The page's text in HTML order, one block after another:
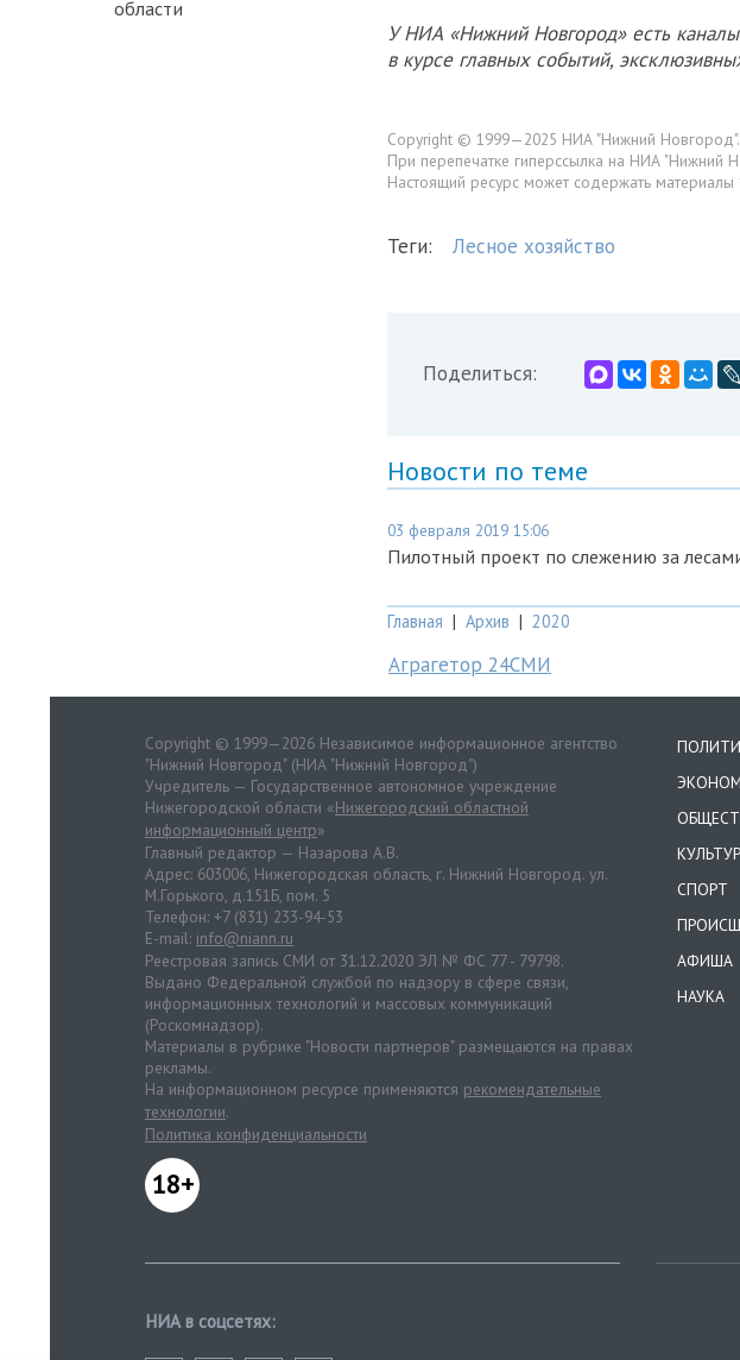
области
У НИА «Нижний Новгород» есть
в курсе главных событий,
Copyright © 1999—2025 НИА "Нижний Новгород".
При перепечатке гиперссылка на НИА "Нижний
Настоящий ресурс может содержать материалы
Теги: Лесное хозяйство
Поделиться:
Новости по теме
03 февраля 2019 15:06
Пилотный проект по слежению за
Главная | Архив | 2020
Аграгетор 24СМИ
Copyright © 1999—2026 Независимое информационное агентство
"Нижний Новгород" (НИА "Нижний Новгород")
Учредитель — Государственное автономное учреждение
Нижегородской области «Нижегородский областной
информационный центр»
Главный редактор — Назарова А.В.
Адрес: 603006, Нижегородская область, г. Нижний Новгород. ул.
М.Горького, д.151Б, пом. 5
Телефон: +7 (831) 233-94-53
E-mail: info@niann.ru
Реестровая запись СМИ от 31.12.2020 ЭЛ № ФС 77 - 79798.
Выдано Федеральной службой по надзору в сфере связи,
информационных технологий и массовых коммуникаций
(Роскомнадзор).
Материалы в рубрике "Новости партнеров" размещаются на правах
рекламы.
На информационном ресурсе применяются рекомендательные
технологии.
Политика конфиденциальности
18+
СПОРТ
АФИША
НАУКА
НИА в соцсетях: